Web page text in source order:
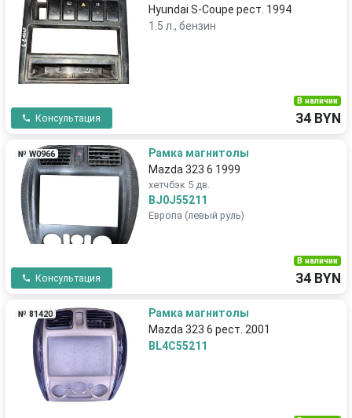
Hyundai S-Coupe рест. 1994
1.5 л., бензин
Консультация
В наличии
34 BYN
№ W0966
Рамка магнитолы
Mazda 323 6 1999
хетчбэк 5 дв.
BJ0J55211
Европа (левый руль)
Консультация
В наличии
34 BYN
№ 81420
Рамка магнитолы
Mazda 323 6 рест. 2001
BL4C55211